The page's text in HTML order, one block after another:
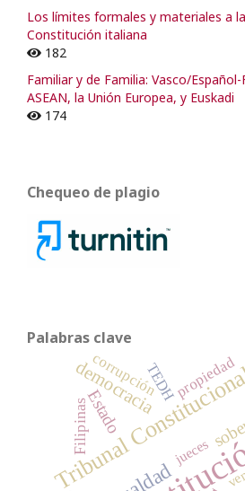
Los límites formales y materiales a
Constitución italiana
182
Familiar y de Familia: Vasco/
ASEAN, la Unión Europea, y Euskadi
174
Chequeo de plagio
Palabras clave
Tribunal
democracia
Estado
Filipinas
TEDHpropiedad
corrupción
jueces